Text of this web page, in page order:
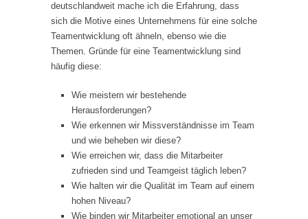
deutschlandweit mache ich die Erfahrung, dass
sich die Motive eines Unternehmens für eine solche
Teamentwicklung oft ähneln, ebenso wie die
Themen. Gründe für eine Teamentwicklung sind
häufig diese:
Wie meistern wir bestehende
Herausforderungen?
Wie erkennen wir Missverständnisse im Team
und wie beheben wir diese?
Wie erreichen wir, dass die Mitarbeiter
zufrieden sind und Teamgeist täglich leben?
Wie halten wir die Qualität im Team auf einem
hohen Niveau?
Wie binden wir Mitarbeiter emotional an unser